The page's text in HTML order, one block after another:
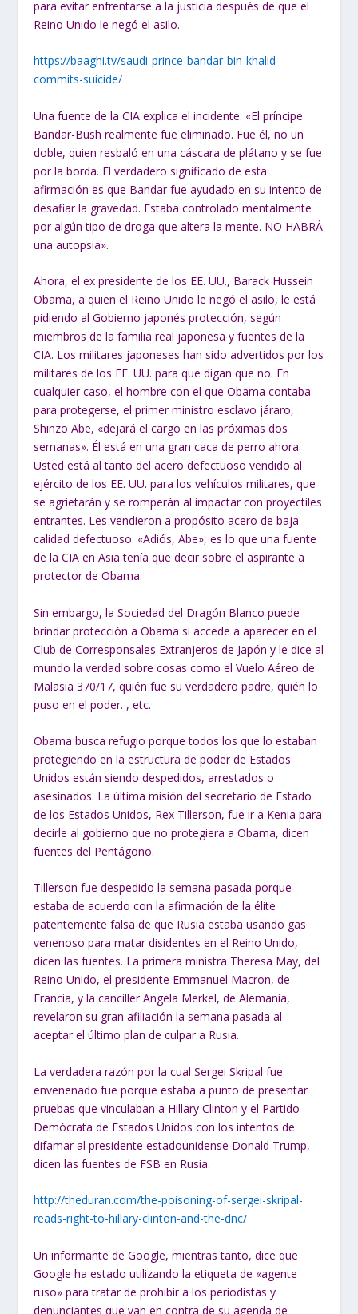
para evitar enfrentarse a la justicia después de que el
Reino Unido le negó el asilo.
https://baaghi.tv/saudi-prince-bandar-bin-khalid-
commits-suicide/
Una fuente de la CIA explica el incidente: «El príncipe
Bandar-Bush realmente fue eliminado. Fue él, no un
doble, quien resbaló en una cáscara de plátano y se fue
por la borda. El verdadero significado de esta
afirmación es que Bandar fue ayudado en su intento de
desafiar la gravedad. Estaba controlado mentalmente
por algún tipo de droga que altera la mente. NO HABRÁ
una autopsia».
Ahora, el ex presidente de los EE. UU., Barack Hussein
Obama, a quien el Reino Unido le negó el asilo, le está
pidiendo al Gobierno japonés protección, según
miembros de la familia real japonesa y fuentes de la
CIA. Los militares japoneses han sido advertidos por los
militares de los EE. UU. para que digan que no. En
cualquier caso, el hombre con el que Obama contaba
para protegerse, el primer ministro esclavo járaro,
Shinzo Abe, «dejará el cargo en las próximas dos
semanas». Él está en una gran caca de perro ahora.
Usted está al tanto del acero defectuoso vendido al
ejército de los EE. UU. para los vehículos militares, que
se agrietarán y se romperán al impactar con proyectiles
entrantes. Les vendieron a propósito acero de baja
calidad defectuoso. «Adiós, Abe», es lo que una fuente
de la CIA en Asia tenía que decir sobre el aspirante a
protector de Obama.
Sin embargo, la Sociedad del Dragón Blanco puede
brindar protección a Obama si accede a aparecer en el
Club de Corresponsales Extranjeros de Japón y le dice al
mundo la verdad sobre cosas como el Vuelo Aéreo de
Malasia 370/17, quién fue su verdadero padre, quién lo
puso en el poder. , etc.
Obama busca refugio porque todos los que lo estaban
protegiendo en la estructura de poder de Estados
Unidos están siendo despedidos, arrestados o
asesinados. La última misión del secretario de Estado
de los Estados Unidos, Rex Tillerson, fue ir a Kenia para
decirle al gobierno que no protegiera a Obama, dicen
fuentes del Pentágono.
Tillerson fue despedido la semana pasada porque
estaba de acuerdo con la afirmación de la élite
patentemente falsa de que Rusia estaba usando gas
venenoso para matar disidentes en el Reino Unido,
dicen las fuentes. La primera ministra Theresa May, del
Reino Unido, el presidente Emmanuel Macron, de
Francia, y la canciller Angela Merkel, de Alemania,
revelaron su gran afiliación la semana pasada al
aceptar el último plan de culpar a Rusia.
La verdadera razón por la cual Sergei Skripal fue
envenenado fue porque estaba a punto de presentar
pruebas que vinculaban a Hillary Clinton y el Partido
Demócrata de Estados Unidos con los intentos de
difamar al presidente estadounidense Donald Trump,
dicen las fuentes de FSB en Rusia.
http://theduran.com/the-poisoning-of-sergei-skripal-
reads-right-to-hillary-clinton-and-the-dnc/
Un informante de Google, mientras tanto, dice que
Google ha estado utilizando la etiqueta de «agente
ruso» para tratar de prohibir a los periodistas y
denunciantes que van en contra de su agenda de